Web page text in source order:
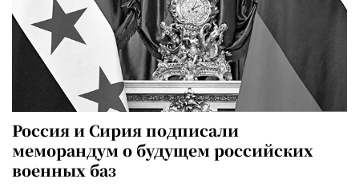
Россия и Сирия подписали
меморандум о будущем российских
военных баз